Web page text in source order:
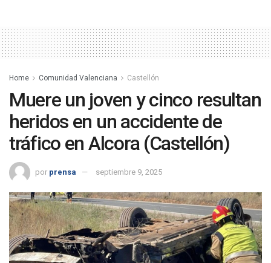
Home Comunidad Valenciana Castellón
Muere un joven y cinco resultan
heridos en un accidente de
tráfico en Alcora (Castellón)
por prensa septiembre 9, 2025